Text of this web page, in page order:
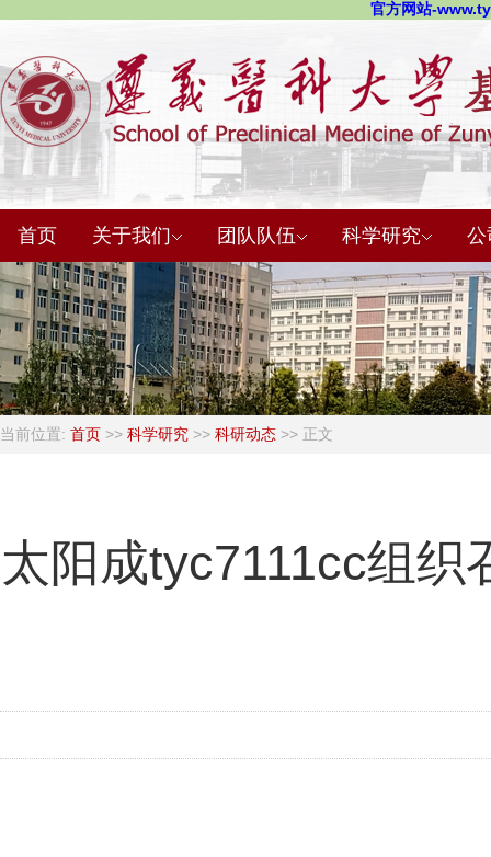
官方网站-
首页 关于我们 团队队伍 科学研究 公
当前位置: 首页 >> 科学研究 >> 科研动态 >> 正文
太阳成tyc7111cc组